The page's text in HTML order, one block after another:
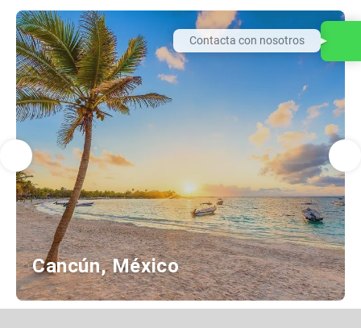
Cancún, México
Contacta con nosotros